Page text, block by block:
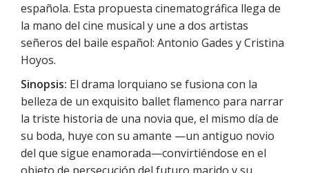
española. Esta propuesta cinematográfica llega de
la mano del cine musical y une a dos artistas
señeros del baile español: Antonio Gades y Cristina
Hoyos.
Sinopsis: El drama lorquiano se fusiona con la
belleza de un exquisito ballet flamenco para narrar
la triste historia de una novia que, el mismo día de
su boda, huye con su amante —un antiguo novio
del que sigue enamorada—convirtiéndose en el